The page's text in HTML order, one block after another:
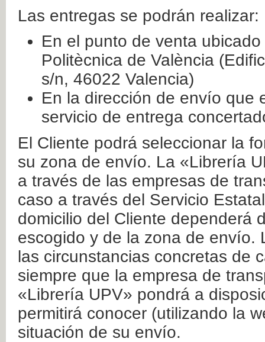
Las entregas se podrán realizar:
En el punto de venta
Politècnica de València
s/n, 46022 Valencia)
En la dirección de envío que
servicio de entrega
El Cliente podrá seleccionar la
su zona de envío. La «Librería
a través de las empresas de
caso a través del Servicio
domicilio del Cliente dependerá
escogido y de la zona de envío.
las circunstancias concretas de
siempre que la empresa de
«Librería UPV» pondrá a
permitirá conocer (utilizando la
situación de su envío.